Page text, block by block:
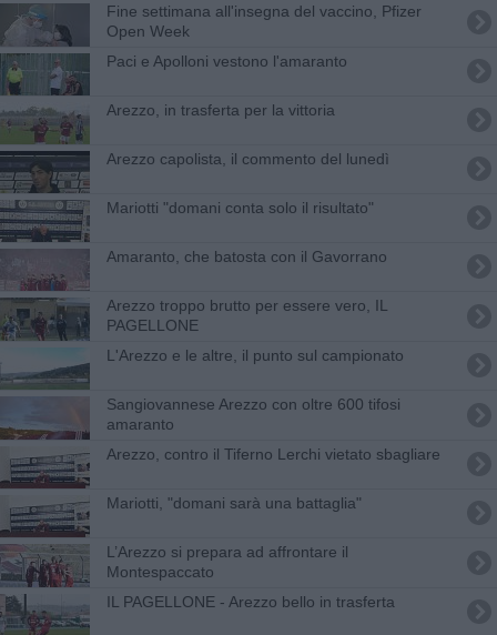
Fine settimana all'insegna del vaccino, Pfizer
Open Week
Paci e Apolloni vestono l'amaranto
Arezzo, in trasferta per la vittoria
Arezzo capolista, il commento del lunedì
Mariotti "domani conta solo il risultato"
Amaranto, che batosta con il Gavorrano
Arezzo troppo brutto per essere vero, IL
PAGELLONE
L'Arezzo e le altre, il punto sul campionato
Sangiovannese Arezzo con oltre 600 tifosi
amaranto
Arezzo, contro il Tiferno Lerchi vietato sbagliare
Mariotti, "domani sarà una battaglia"
L’Arezzo si prepara ad affrontare il
Montespaccato
IL PAGELLONE - Arezzo bello in trasferta